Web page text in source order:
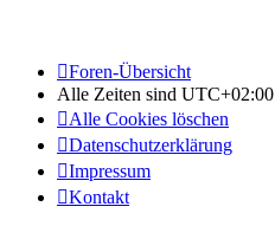
Foren-Übersicht
Alle Zeiten sind UTC+02:00
Alle Cookies löschen
Datenschutzerklärung
Impressum
Kontakt